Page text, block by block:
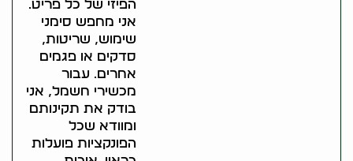
הפיזי של כל פריט.
אני מחפש סימני
שימוש, שריטות,
סדקים או פגמים
אחרים. עבור
מכשירי חשמל, אני
בודק את תקינותם
ומוודא שכל
הפונקציות פועלות